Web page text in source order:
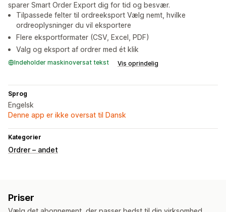
sparer Smart Order Export dig for tid og besvær.
Tilpassede felter til ordreeksport Vælg nemt, hvilke
ordreoplysninger du vil eksportere
Flere eksportformater (CSV, Excel, PDF)
Valg og eksport af ordrer med ét klik
Indeholder maskinoversat tekst Vis oprindelig
Sprog
Engelsk
Denne app er ikke oversat til Dansk
Kategorier
Ordrer – andet
Priser